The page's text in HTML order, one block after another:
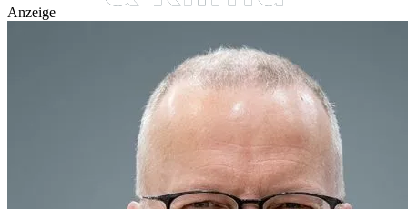
Anzeige